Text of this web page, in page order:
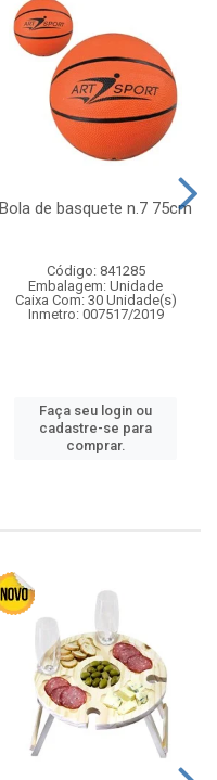
Bola de basquete n.7 75cm
Código: 841285
Embalagem: Unidade
Caixa Com: 30 Unidade(s)
Inmetro: 007517/2019
Faça seu login ou
cadastre-se para
comprar.